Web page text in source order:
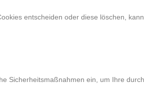
entscheiden oder diese löschen,
Sicherheitsmaßnahmen ein, um Ihre